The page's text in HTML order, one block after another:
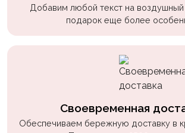
Добавим любой текст на
подарок еще более
Своевременная
Обеспечиваем бережную доставку в